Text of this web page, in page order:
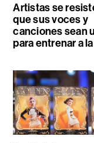
Artistas se
que sus voces y
canciones sean
para entrenar a